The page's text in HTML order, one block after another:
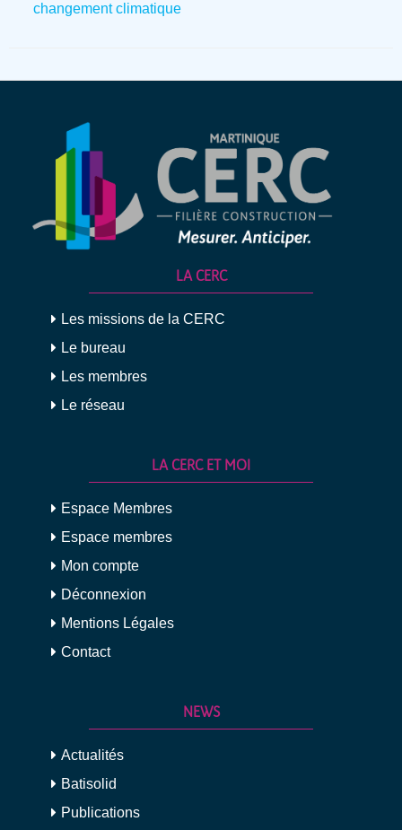
changement climatique
LA CERC
Les missions de la CERC
Le bureau
Les membres
Le réseau
LA CERC ET MOI
Espace Membres
Espace membres
Mon compte
Déconnexion
Mentions Légales
Contact
NEWS
Actualités
Batisolid
Publications